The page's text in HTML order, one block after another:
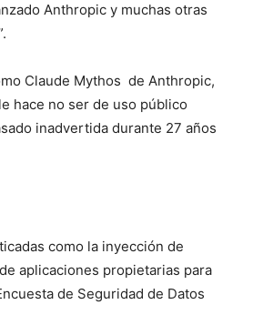
Anthropic y muchas otras
Claude Mythos de Anthropic,
hace no ser de uso público
inadvertida durante 27 años
como la inyección de
aplicaciones propietarias para
de Seguridad de Datos